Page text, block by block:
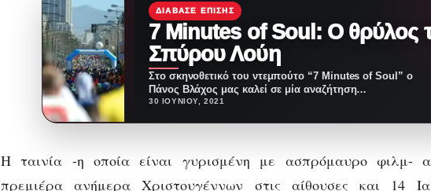
ΔΙΆΒΑΣΕ ΕΠΊΣΗΣ
7 Minutes of Soul: Ο θρύλος
Σπύρου Λούη
Στο σκηνοθετικό του ντεμπούτο “7 Minutes of Soul” ο
Πάνος Βλάχος μας καλεί σε μία αναζήτηση…
30 ΙΟΥΝΊΟΥ, 2021
Η ταινία -η οποία είναι γυρισμένη με ασπρόμαυρο φιλμ-
πρεμιέρα ανήμερα Χριστουγέννων στις αίθουσες και 14